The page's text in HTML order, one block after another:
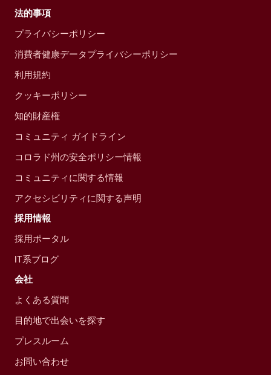
法的事項
プライバシーポリシー
消費者健康データプライバシーポリシー
利用規約
クッキーポリシー
知的財産権
コミュニティ ガイドライン
コロラド州の安全ポリシー情報
コミュニティに関する情報
アクセシビリティに関する声明
採用情報
採用ポータル
IT系ブログ
会社
よくある質問
目的地で出会いを探す
プレスルーム
お問い合わせ